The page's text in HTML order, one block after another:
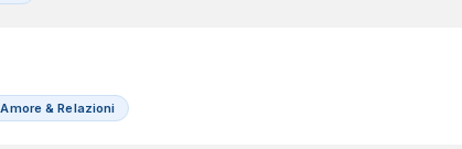
Amore & Relazioni